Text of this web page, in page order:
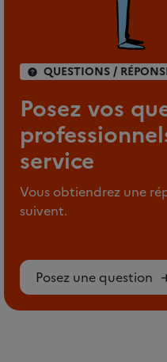
QUESTIONS /
Posez vos
service
Vous obtiendrez une
suivent.
Posez une question